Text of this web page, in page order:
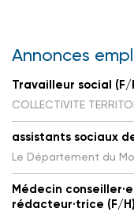
Annonces
Travailleur social (F/
COLLECTIVITE
assistants sociaux
Le Département du
Médecin
rédacteur·trice (F/H)